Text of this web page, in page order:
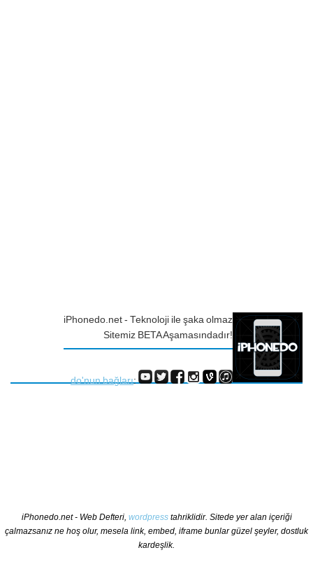
iPhonedo.net - Teknoloji ile şaka olmaz
Sitemiz BETA Aşamasındadır!
do'nun bağları:
iPhonedo.net - Web Defteri, wordpresstahriklidir. Sitede yer alan içeriği
çalmazsanız ne hoş olur, mesela link, embed, iframe bunlar güzel şeyler, dostluk
kardeşlik.